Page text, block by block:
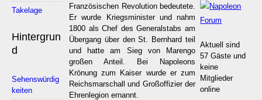
Takelage
Hintergrun
d
Sehenswürdig
keiten
Französischen Revolution bedeutete.
Er wurde Kriegsminister und nahm
1800 als Chef des Generalstabs am
Übergang über den St. Bernhard teil
und hatte am Sieg von Marengo
großen Anteil. Bei Napoleons
Krönung zum Kaiser wurde er zum
Reichsmarschall und Großoffizier der
Ehrenlegion ernannt.
Aktuell sind
57 Gäste und
keine
Mitglieder
online